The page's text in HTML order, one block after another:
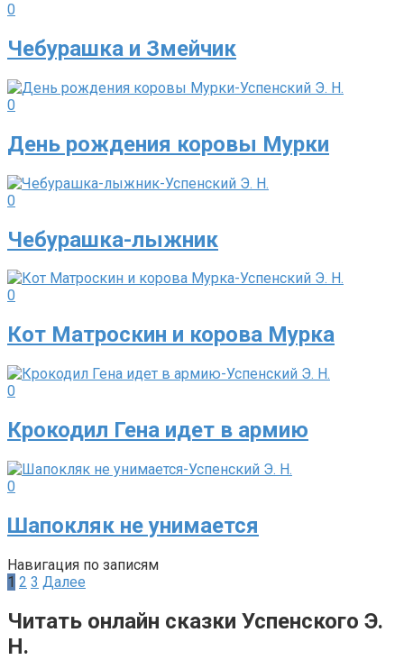
0
Чебурашка и Змейчик
0
День рождения коровы Мурки
0
Чебурашка-лыжник
0
Кот Матроскин и корова Мурка
0
Крокодил Гена идет в армию
0
Шапокляк не унимается
Навигация по записям
1 2 3 Далее
Читать онлайн сказки Успенского Э.
Н.